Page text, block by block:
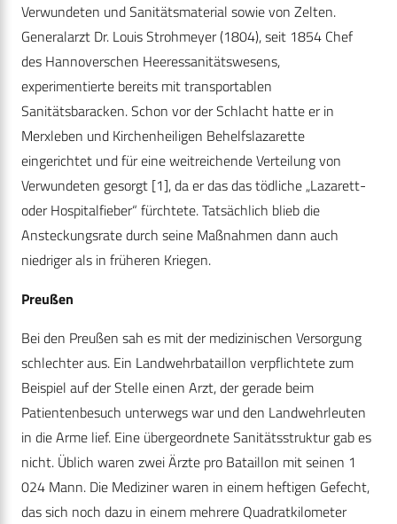
Verwundeten und Sanitätsmaterial sowie von Zelten.
Generalarzt Dr. Louis Strohmeyer (1804), seit 1854 Chef
des Hannoverschen Heeressanitätswesens,
experimentierte bereits mit transportablen
Sanitätsbaracken. Schon vor der Schlacht hatte er in
Merxleben und Kirchenheiligen Behelfslazarette
eingerichtet und für eine weitreichende Verteilung von
Verwundeten gesorgt [1], da er das das tödliche „Lazarett-
oder Hospitalfieber“ fürchtete. Tatsächlich blieb die
Ansteckungsrate durch seine Maßnahmen dann auch
niedriger als in früheren Kriegen.
Preußen
Bei den Preußen sah es mit der medizinischen Versorgung
schlechter aus. Ein Landwehrbataillon verpflichtete zum
Beispiel auf der Stelle einen Arzt, der gerade beim
Patientenbesuch unterwegs war und den Landwehrleuten
in die Arme lief. Eine übergeordnete Sanitätsstruktur gab es
nicht. Üblich waren zwei Ärzte pro Bataillon mit seinen 1
024 Mann. Die Mediziner waren in einem heftigen Gefecht,
das sich noch dazu in einem mehrere Quadratkilometer